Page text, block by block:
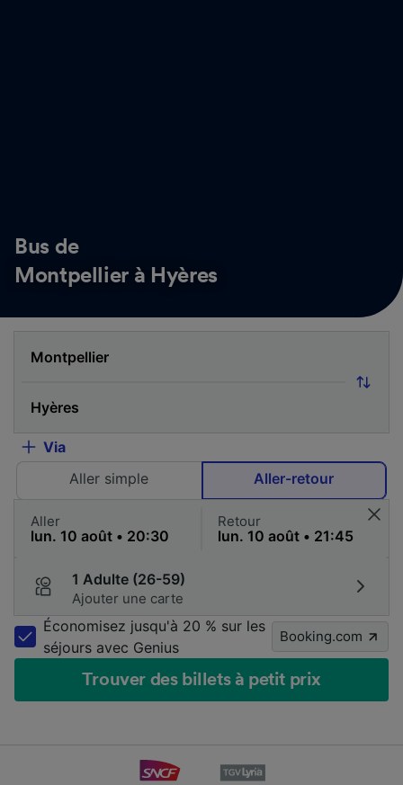
Bus de
Montpellier à Hyères
Via
Aller simple
Aller-retour
Aller Retour
1 Adulte (26-59)
Ajouter une carte
Économisez jusqu'à 20 % sur les
séjours avec Genius
Booking.com
Trouver des billets à petit prix